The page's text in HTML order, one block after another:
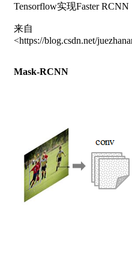
Tensorflow实现Faster RCNN
来自
<https://blog.csdn.net/
Mask-RCNN